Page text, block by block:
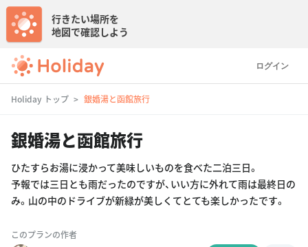
ログイン
行きたい場所を
地図で確認しよう
Holiday トップ 銀婚湯と函館旅行
銀婚湯と函館旅行
ひたすらお湯に浸かって美味しいものを食べた二泊三日。
予報では三日とも雨だったのですが、いい方に外れて雨は最終日の
み。山の中のドライブが新緑が美しくてとても楽しかったです。
このプランの作者